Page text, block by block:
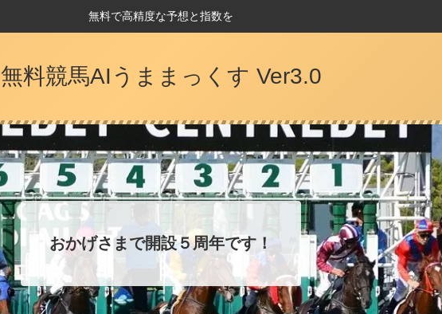
無料で高精度な予想と指数を
無料競馬AIうままっくす Ver3.0
おかげさまで開設５周年です！